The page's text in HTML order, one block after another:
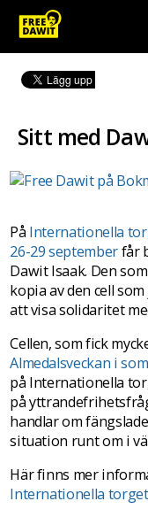
Sitt med
På Internationella
26-29 septemberfår
Dawit Isaak. Den
kopia av den cell
att visa solidaritet
Cellen, som fick
Almedalsveckan i
på Internationella
på
handlar om
situation runt om i
Här finns mer
Internationella